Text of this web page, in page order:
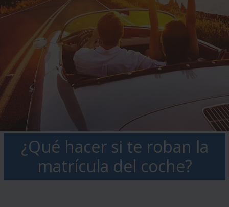
¿Qué hacer si te roban la
matrícula del coche?